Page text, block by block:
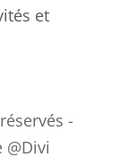
et
-